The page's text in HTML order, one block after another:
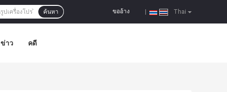
Thai
ขออ้าง
ค้นหา
ข่าว คดี